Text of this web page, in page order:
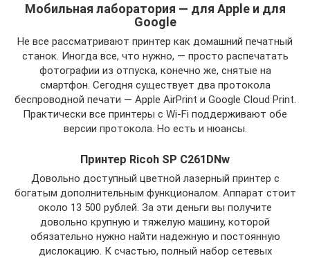
Мобильная лаборатория — для Apple и для
Google
Не все рассматривают принтер как домашний печатный
станок. Иногда все, что нужно, — просто распечатать
фотографии из отпуска, конечно же, снятые на
смартфон. Сегодня существует два протокола
беспроводной печати — Apple AirPrint и Google Cloud Print.
Практически все принтеры с Wi-Fi поддерживают обе
версии протокола. Но есть и нюансы.
Принтер Ricoh SP C261DNw
Довольно доступный цветной лазерный принтер с
богатым дополнительным функционалом. Аппарат стоит
около 13 500 рублей. За эти деньги вы получите
довольно крупную и тяжелую машину, которой
обязательно нужно найти надежную и постоянную
дислокацию. К счастью, полный набор сетевых